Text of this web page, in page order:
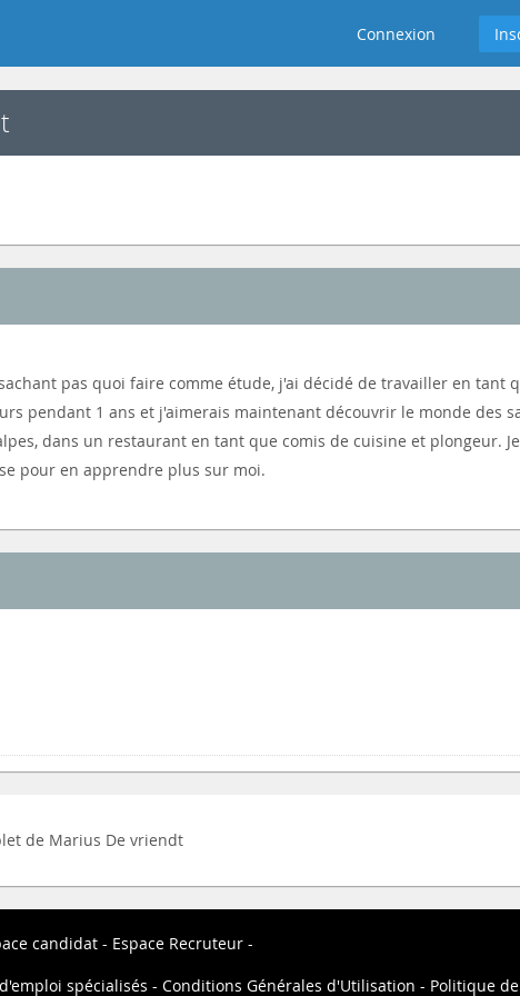
Connexion
pas quoi faire comme étude, j'ai décidé de travailler en tant
pendant 1 ans et j'aimerais maintenant découvrir le monde des
dans un restaurant en tant que comis de cuisine et plongeur.
pour en apprendre plus sur moi.
de Marius De vriendt
candidat
Espace Recruteur
spécialisés Conditions Générales d'Utilisation Politique